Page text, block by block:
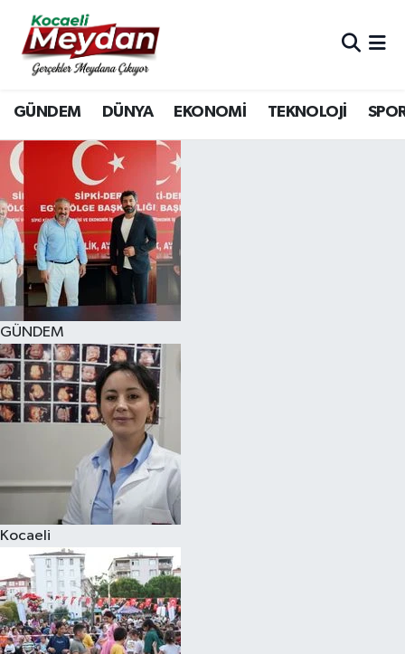
GÜNDEM DÜNYA EKONOMİ TEKNOLOJİ
GÜNDEM
Kocaeli
Nöbetçi Eczaneler
Hava Durumu
Trafik Durumu
Süper Lig Puan Durumu ve Fikstür
Tüm Manşetler
Son Dakika Haberleri
Haber Arşivi